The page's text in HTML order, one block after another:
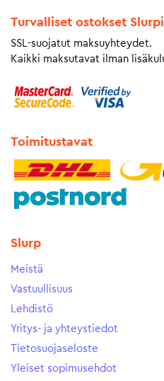
Turvalliset ostokset
SSL-suojatut maksuyhteydet.
Kaikki maksutavat ilman
Toimitustavat
Slurp
Meistä
Vastuullisuus
Lehdistö
Yritys- ja yhteystiedot
Tietosuojaseloste
Yleiset sopimusehdot